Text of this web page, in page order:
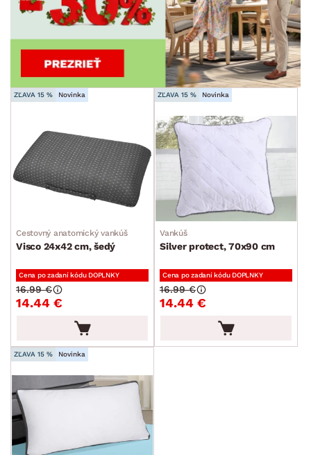
ZĽAVA 15 % Novinka
Cestovný anatomický vankúš
Visco 24x42 cm, šedý
Cena po zadaní kódu DOPLNKY
14.44 €
16.99 €
ZĽAVA 15 % Novinka
Vankúš
Silver protect, 70x90 cm
Cena po zadaní kódu DOPLNKY
14.44 €
16.99 €
ZĽAVA 15 % Novinka